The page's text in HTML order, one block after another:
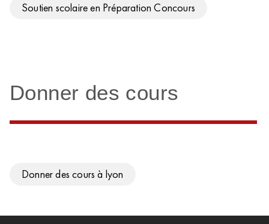
Soutien scolaire en Préparation Concours
Donner des cours
Donner des cours à lyon